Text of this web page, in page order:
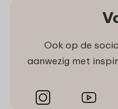
Ook op de
aanwezig met